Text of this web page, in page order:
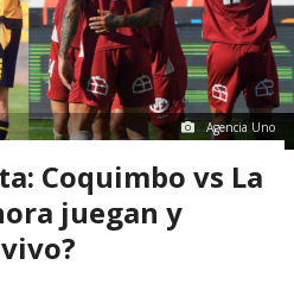
Agencia Uno
Coquimbo vs La
juegan y